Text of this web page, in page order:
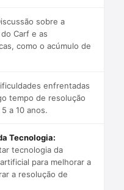
sobre a
Carf e as
como o acúmulo de
enfrentadas
tempo de resolução
a 10 anos.
Tecnologia:
tecnologia da
para melhorar a
a resolução de